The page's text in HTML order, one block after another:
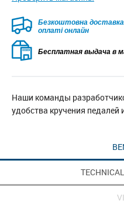
Безкоштовна доставка
оплаті онлайн
Бесплатная выдача в
Наши команды
удобства кручения педалей